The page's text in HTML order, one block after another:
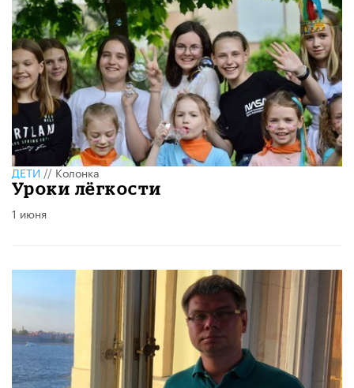
ДЕТИ//Колонка
Уроки лёгкости
1 июня